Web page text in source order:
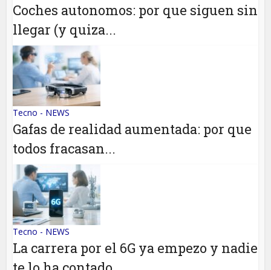
Coches autonomos: por que siguen sin
llegar (y quiza...
Tecno - NEWS
Gafas de realidad aumentada: por que
todos fracasan...
Tecno - NEWS
La carrera por el 6G ya empezo y nadie